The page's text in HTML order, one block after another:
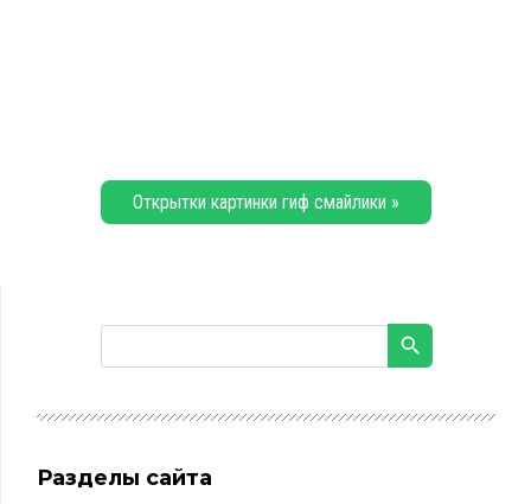
Открытки картинки гиф смайлики »
Разделы сайта